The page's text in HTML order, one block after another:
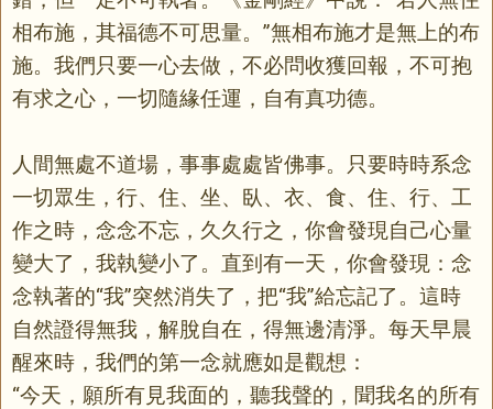
相布施，其福德不可思量。”無相布施才是無上的布
施。我們只要一心去做，不必問收獲回報，不可抱
有求之心，一切隨緣任運，自有真功德。
人間無處不道場，事事處處皆佛事。只要時時系念
一切眾生，行、住、坐、臥、衣、食、住、行、工
作之時，念念不忘，久久行之，你會發現自己心量
變大了，我執變小了。直到有一天，你會發現：念
念執著的“我”突然消失了，把“我”給忘記了。這時
自然證得無我，解脫自在，得無邊清淨。每天早晨
醒來時，我們的第一念就應如是觀想：
“今天，願所有見我面的，聽我聲的，聞我名的所有